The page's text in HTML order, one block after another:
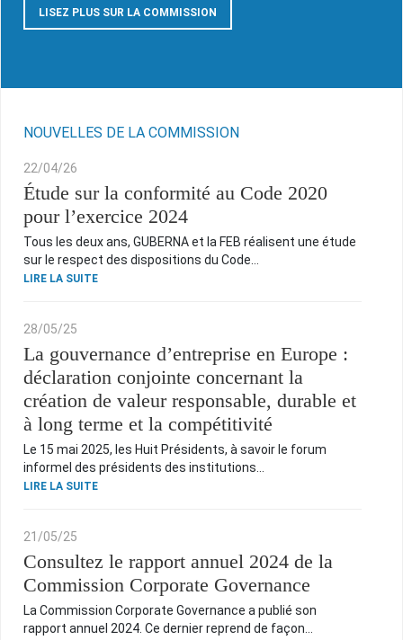
LISEZ PLUS SUR LA COMMISSION
NOUVELLES DE LA COMMISSION
22/04/26
Étude sur la conformité au Code 2020
pour l’exercice 2024
Tous les deux ans, GUBERNA et la FEB réalisent une étude
sur le respect des dispositions du Code…
LIRE LA SUITE
28/05/25
La gouvernance d’entreprise en Europe :
déclaration conjointe concernant la
création de valeur responsable, durable et
à long terme et la compétitivité
Le 15 mai 2025, les Huit Présidents, à savoir le forum
informel des présidents des institutions…
LIRE LA SUITE
21/05/25
Consultez le rapport annuel 2024 de la
Commission Corporate Governance
La Commission Corporate Governance a publié son
rapport annuel 2024. Ce dernier reprend de façon…
ARCHIVE
HOME